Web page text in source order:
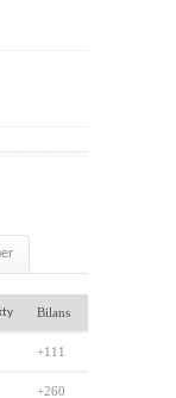
Bilans
+111
+260